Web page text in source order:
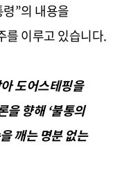
”의 내용을
를 이루고 있습니다.
도어스테핑을
을 향해‘불통의
깨는 명분 없는